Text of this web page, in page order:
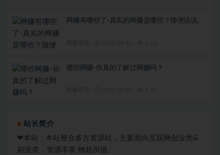
网赚有哪些了-真实的网赚是哪些？随便说说..
哪些网赚-你真的了解过网赚吗？
站长简介
❤本站：本站整合多方资源站，主要面向互联网创业类&
副业类，资源丰富 物超所值。